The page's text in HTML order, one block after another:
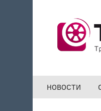
НОВОСТИ